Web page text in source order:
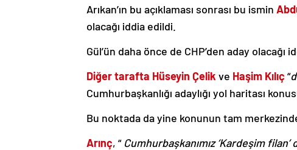
Arıkan’ın bu açıklaması sonrası bu ismin
olacağı iddia edildi.
Gül’ün daha önce de CHP’den aday olacağı
Diğer tarafta Hüseyin Çelik ve Haşim Kılıç “
Cumhurbaşkanlığı adaylığı yol haritası
Bu noktada da yine konunun tam
Arınç, “ Cumhurbaşkanımız ‘Kardeşim